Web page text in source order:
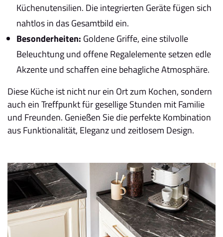
Küchenutensilien. Die integrierten Geräte fügen sich
nahtlos in das Gesamtbild ein.
Besonderheiten: Goldene Griffe, eine stilvolle
Beleuchtung und offene Regalelemente setzen edle
Akzente und schaffen eine behagliche Atmosphäre.
Diese Küche ist nicht nur ein Ort zum Kochen, sondern
auch ein Treffpunkt für gesellige Stunden mit Familie
und Freunden. Genießen Sie die perfekte Kombination
aus Funktionalität, Eleganz und zeitlosem Design.